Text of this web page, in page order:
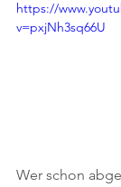
https://
v=pxjNh3sq66U
Wer schon